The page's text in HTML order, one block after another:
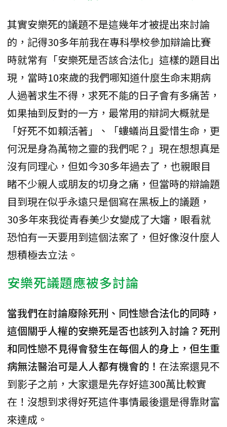
其實安樂死的議題不是這幾年才被提出來討論
的，記得30多年前我在專科學校參加辯論比賽
時就常有「安樂死是否該合法化」這樣的題目出
現，當時10來歲的我們哪知道什麼生命末期病
人過著求生不得，求死不能的日子會有多痛苦，
如果抽到反對的一方，最常用的辯詞大概就是
「好死不如賴活著」、「螻蟻尚且愛惜生命，更
何況是身為萬物之靈的我們呢？」現在想想真是
沒有同理心，但如今30多年過去了，也親眼目
睹不少親人或朋友的切身之痛，但當時的辯論題
目到現在似乎永遠只是個寫在黑板上的議題，
30多年來我從青春美少女變成了大嬸，眼看就
恐怕有一天要用到這個法案了，但好像沒什麼人
想積極去立法。
安樂死議題應被多討論
當我們在討論廢除死刑、同性戀合法化的同時，
這個關乎人權的安樂死是否也該列入討論？死刑
和同性戀不見得會發生在每個人的身上，但生重
病無法醫治可是人人都有機會的！ 在法案還見不
到影子之前，大家還是先存好這300萬比較實
在！沒想到求得好死這件事情最後還是得靠財富
來達成。